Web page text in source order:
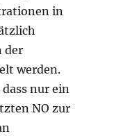
in
der
werden.
nur ein
NO zur